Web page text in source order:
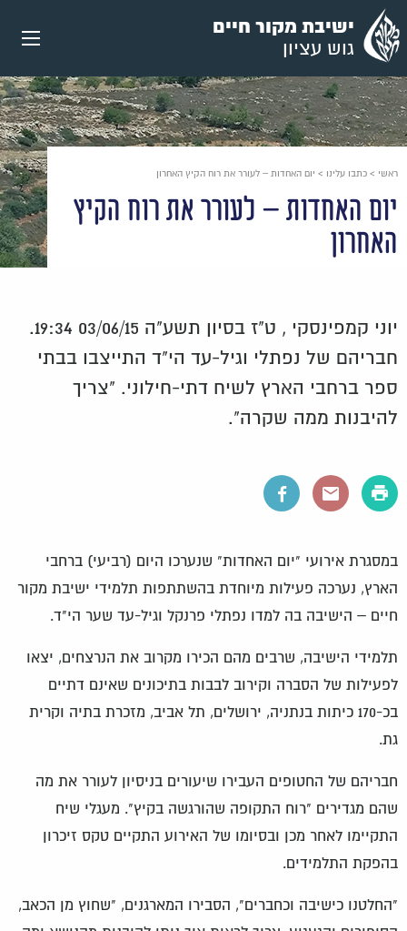
עבור
אל
תוכן
העמוד
ישיבת מקור חיים
גוש עציון
ראשי > כתבו עלינו > יום האחדות – לעורר את רוח הקיץ האחרון
יום האחדות – לעורר את רוח הקיץ
האחרון
יוני קמפינסקי , ט"ז בסיון תשע"ה 03/06/15 19:34.
חבריהם של נפתלי וגיל-עד הי"ד התייצבו בבתי
ספר ברחבי הארץ לשיח דתי-חילוני. "צריך
להיבנות ממה שקרה".
במסגרת אירועי "יום האחדות" שנערכו היום (רביעי) ברחבי
הארץ, נערכה פעילות מיוחדת בהשתתפות תלמידי ישיבת מקור
חיים – הישיבה בה למדו נפתלי פרנקל וגיל-עד שער הי"ד.
תלמידי הישיבה, שרבים מהם הכירו מקרוב את הנרצחים, יצאו
לפעילות של הסברה וקירוב לבבות בתיכונים שאינם דתיים
בכ-170 כיתות בנתניה, ירושלים, תל אביב, מזכרת בתיה וקרית
גת.
חבריהם של החטופים העבירו שיעורים בניסיון לעורר את מה
שהם מגדירים "רוח התקופה שהורגשה בקיץ". מעגלי שיח
התקיימו לאחר מכן ובסיומו של האירוע התקיים טקס זיכרון
בהפקת התלמידים.
"החלטנו כישיבה וכחברים", הסבירו המארגנים, "שחוץ מן הכאב,